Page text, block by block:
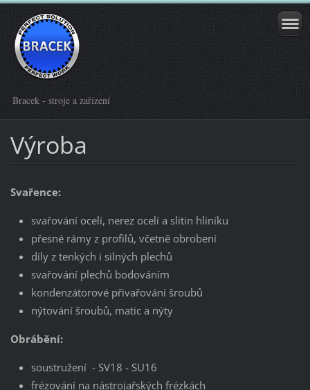
Bracek - stroje a zařízení
Výroba
Svařence:
svařování ocelí, nerez ocelí a slitin hliníku
přesné rámy z profilů, včetně obrobení
díly z tenkých i silných plechů
svařování plechů bodováním
kondenzátorové přivařování šroubů
nýtování šroubů, matic a nýty
Obrábění:
soustružení - SV18 - SU16
frézování na nástrojařských frézkách